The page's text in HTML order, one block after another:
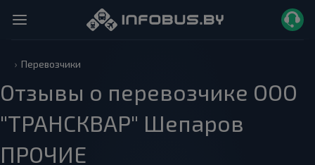
Перевозчики
Отзывы о перевозчике ООО
"ТРАНСКВАР" Шепаров
ПРОЧИЕ